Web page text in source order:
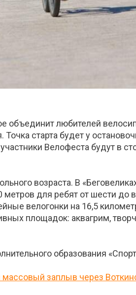
объединит любителей
старта будет у
Велофеста будут в
возраста. В
для ребят от шести до
велогонки на 16,5
площадок: аквагрим,
образования
заплыв через